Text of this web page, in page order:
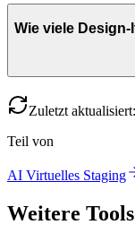
Wie viele
Zuletzt aktualisiert:
Teil von
AI Virtuelles Staging
Weitere